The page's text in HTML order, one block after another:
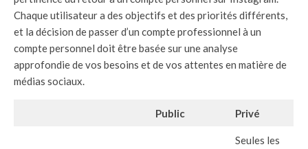
Chaque utilisateur a des objectifs et des priorités différents,
et la décision de passer d’un compte professionnel à un
compte personnel doit être basée sur une analyse
approfondie de vos besoins et de vos attentes en matière de
médias sociaux.
Public Privé
Seules les